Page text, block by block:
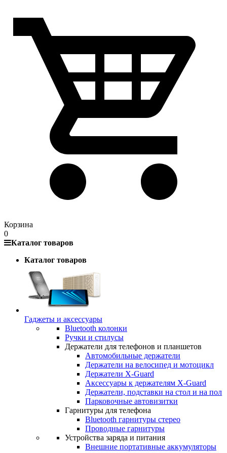
Корзина
0
Каталог товаров
Каталог товаров
Гаджеты и аксессуары
Bluetooth колонки
Ручки и стилусы
Держатели для телефонов и планшетов
Автомобильные держатели
Держатели на велосипед и мотоцикл
Держатели X-Guard
Аксессуары к держателям X-Guard
Держатели, подставки на стол и на пол
Парковочные автовизитки
Гарнитуры для телефона
Bluetooth гарнитуры стерео
Проводные гарнитуры
Устройства заряда и питания
Внешние портативные аккумуляторы